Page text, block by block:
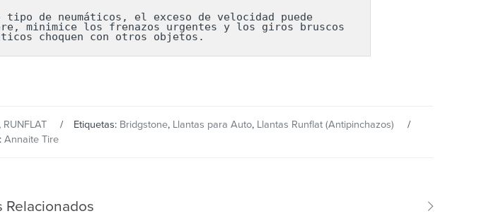
de neumáticos, el exceso de velocidad puede
minimice los frenazos urgentes y los giros bruscos
choquen con otros objetos.
, RUNFLAT Etiquetas: Bridgstone, Llantas para Auto, Llantas Runflat (Antipinchazos)
Annaite Tire
Relacionados